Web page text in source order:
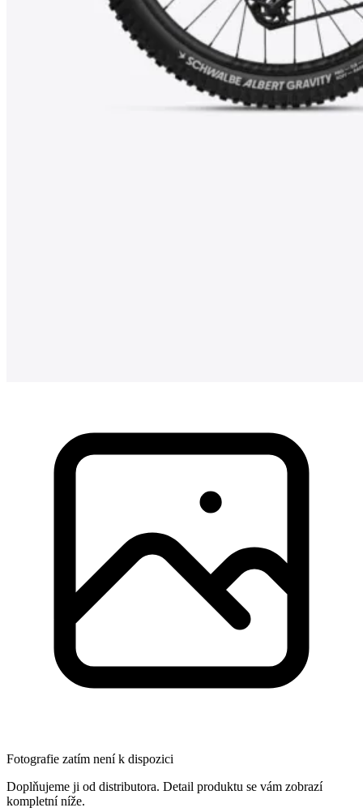
Fotografie zatím není k dispozici
Doplňujeme ji od distributora. Detail produktu se vám zobrazí
kompletní níže.